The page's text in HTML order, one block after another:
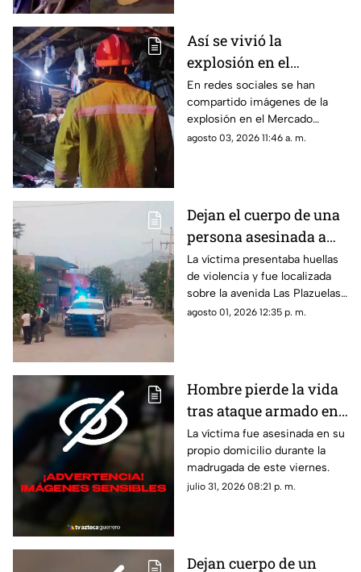
Así se vivió la
explosión en el
Mercado Central de
Acapulco que dejó
varios locales
afectados
En redes sociales se han
compartido imágenes de la
explosión en el Mercado
Central de Acapulco que dejó
agosto 03, 2026 11:46 a. m.
Dejan el cuerpo de una
persona asesinada a
balazos en la Sabana
La víctima presentaba huellas
de violencia y fue localizada
sobre la avenida Las Plazuelas
durante la madrugada.
agosto 01, 2026 12:35 p. m.
Hombre pierde la vida
tras ataque armado en
suburbio de Acapulco
La víctima fue asesinada en su
propio domicilio durante la
madrugada de este viernes.
julio 31, 2026 08:21 p. m.
Dejan cuerpo de un